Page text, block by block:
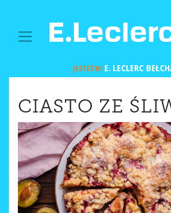
MAIN NAVIGATION
JESTEŚ W: E. LECLERC
CIASTO ZE